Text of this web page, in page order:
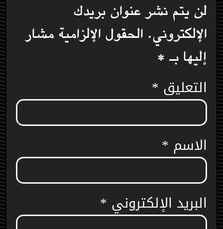
لن يتم نشر عنوان بريدك
الإلكتروني. الحقول الإلزامية مشار
إليها بـ *
التعليق *
الاسم *
البريد الإلكتروني *